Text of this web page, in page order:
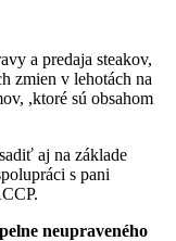
a predaja steakov,
zmien v lehotách na
,ktoré sú obsahom
aj na základe
s pani
neupraveného